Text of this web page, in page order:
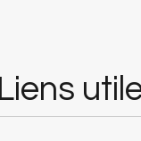
Liens